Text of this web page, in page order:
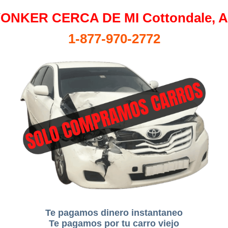
CERCA DE MI Cottondale,
1-877-970-2772
Te pagamos dinero instantaneo
Te pagamos por tu carro viejo